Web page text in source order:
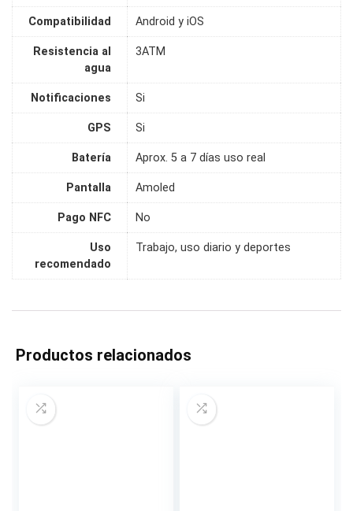
Compatibilidad Android y iOS
Resistencia al
agua
3ATM
Notificaciones Si
GPS Si
Batería Aprox. 5 a 7 días uso real
Pantalla Amoled
Pago NFC No
Uso
recomendado
Trabajo, uso diario y deportes
Productos relacionados